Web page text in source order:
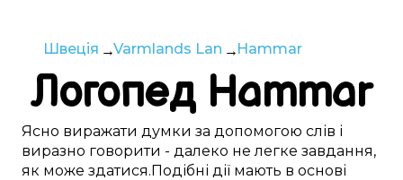
Швеція Varmlands Lan Hammar
Логопед Hammar
Ясно виражати думки за допомогою слів і
виразно говорити - далеко нелегке завдання,
як може здатися.Подібні дії мають в основі